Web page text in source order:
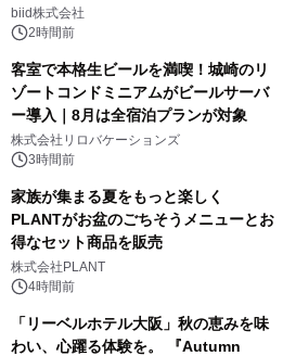
日(土)振替開催＆受付スタート！
biid株式会社
2時間前
客室で本格生ビールを満喫！城崎のリ
ゾートコンドミニアムがビールサーバ
ー導入｜8月は全宿泊プランが対象
株式会社リロバケーションズ
3時間前
家族が集まる夏をもっと楽しく
PLANTがお盆のごちそうメニューとお
得なセット商品を販売
株式会社PLANT
4時間前
「リーベルホテル大阪」秋の恵みを味
わい、心躍る体験を。 『Autumn